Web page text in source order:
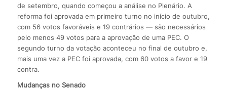
de setembro, quando começou a análise no Plenário. A
reforma foi aprovada em primeiro turno no início de outubro,
com 56 votos favoráveis e 19 contrários — são necessários
pelo menos 49 votos para a aprovação de uma PEC. O
segundo turno da votação aconteceu no final de outubro e,
mais uma vez a PEC foi aprovada, com 60 votos a favor e 19
contra.
Mudanças no Senado